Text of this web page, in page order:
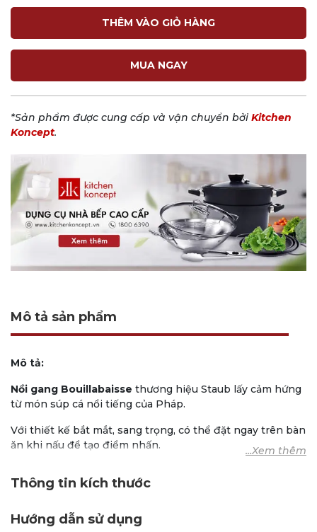
THÊM VÀO GIỎ HÀNG
MUA NGAY
*Sản phẩm được cung cấp và vận chuyển bởi Kitchen
Koncept.
Mô tả sản phẩm
Mô tả:
Nồi gang Bouillabaisse thương hiệu Staub lấy cảm hứng
từ món súp cá nổi tiếng của Pháp.
Với thiết kế bắt mắt, sang trọng, có thể đặt ngay trên bàn
ăn khi nấu để tạo điểm nhấn.
mòn, dễ dàng vệ sinh.
Núm nồi hình cá được làm bằng niken
Thông tin kích thước
Hướng dẫn sử dụng